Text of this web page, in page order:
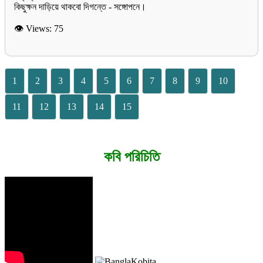
👁 Views: 75
1 2 3 4 5 6 7 8 9 10
11 12 13 14 15
কবি পরিচিতি